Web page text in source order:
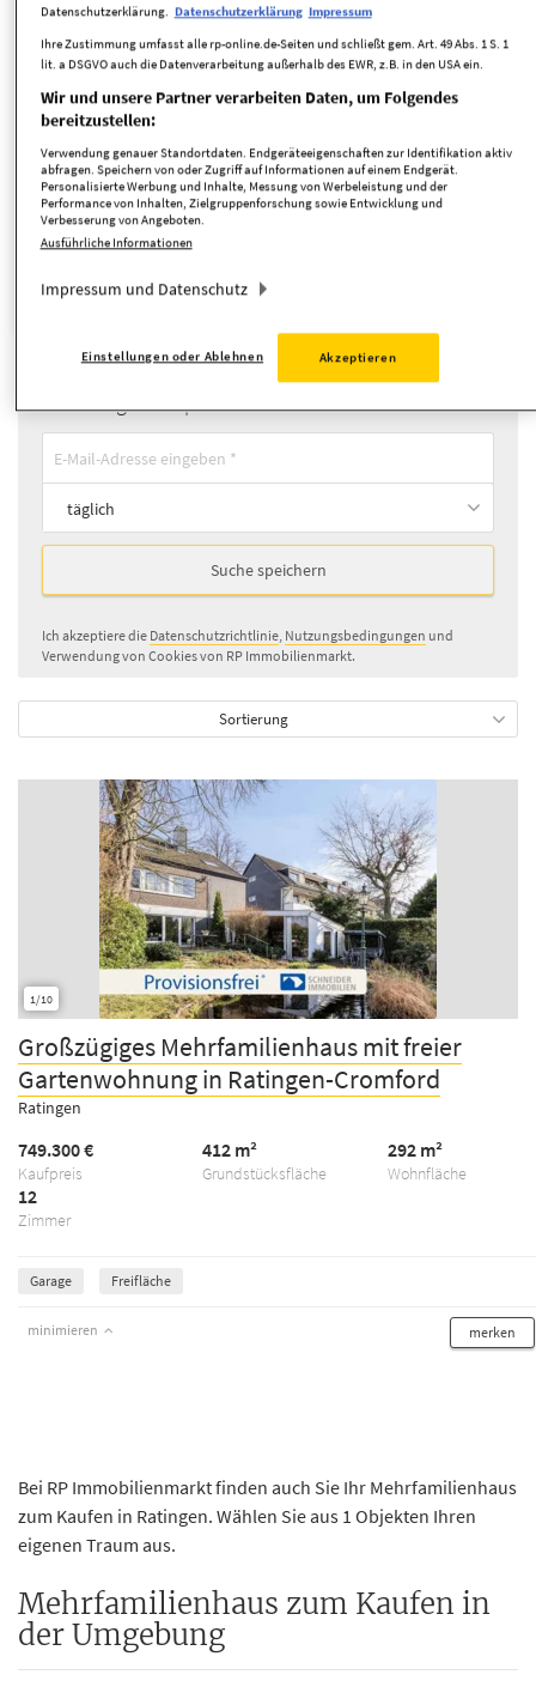
Wohnfläche
Zimmer
Suche anpassen
Objekttyp: Mehrfamilienhaus
Neue Angebote per E-Mail erhalten
täglich
Suche speichern
Ich akzeptiere die Datenschutzrichtlinie, Nutzungsbedingungen und
Verwendung von Cookies von RP Immobilienmarkt.
Sortierung
1/10
Großzügiges Mehrfamilienhaus mit freier
Gartenwohnung in Ratingen-Cromford
Ratingen
Kaufpreis
749.300 €
Grundstücksfläche
412 m²
Wohnfläche
292 m²
Zimmer
12
Garage Freifläche
minimieren merken
Bei RP Immobilienmarkt finden auch Sie Ihr Mehrfamilienhaus
zum Kaufen in Ratingen. Wählen Sie aus 1 Objekten Ihren
eigenen Traum aus.
Mehrfamilienhaus zum Kaufen in
der Umgebung
Datenschutzerklärung. Datenschutzerklärung Impressum
Ihre Zustimmung umfasst alle rp-online.de-Seiten und schließt gem. Art. 49 Abs. 1 S. 1
lit. a DSGVO auch die Datenverarbeitung außerhalb des EWR, z.B. in den USA ein.
Wir und unsere Partner verarbeiten Daten, um Folgendes
bereitzustellen:
Verwendung genauer Standortdaten. Endgeräteeigenschaften zur Identifikation aktiv
abfragen. Speichern von oder Zugriff auf Informationen auf einem Endgerät.
Personalisierte Werbung und Inhalte, Messung von Werbeleistung und der
Performance von Inhalten, Zielgruppenforschung sowie Entwicklung und
Verbesserung von Angeboten.
Ausführliche Informationen
Impressum und Datenschutz
Einstellungen oder Ablehnen Akzeptieren